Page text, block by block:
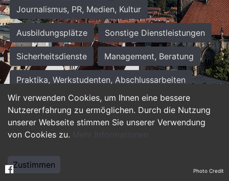
Wir verwenden Cookies, um Ihnen eine bessere
Nutzererfahrung zu ermöglichen. Durch die Nutzung
unserer Webseite stimmen Sie unserer Verwendung
von Cookies zu. Mehr Informationen
Zustimmen
Journalismus, PR, Medien, Kultur
Ausbildungsplätze Sonstige Dienstleistungen
Sicherheitsdienste Management, Beratung
Praktika, Werkstudenten, Abschlussarbeiten
Personalwesen Assistenz, Sekretariat
Hilfskräfte, Aushilfs- und Nebenjobs
Weiterbildung, Studium, duale Ausbildung Photo Credit